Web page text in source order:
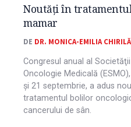
Noutăţi în
mamar
DE DR. MONICA-EMILIA CHIRILĂ
Congresul anual al
Oncologie Medicală
și 21 septembrie, a adus
tratamentul bolilor
cancerului de sân.